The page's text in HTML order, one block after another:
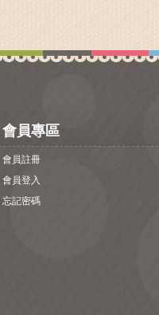
會員專區
會員註冊
會員登入
忘記密碼